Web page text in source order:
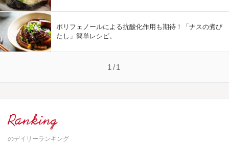
ポリフェノールによる抗酸化作用も期待！「ナスの煮び
たし」簡単レシピ。
1/1
Ranking
のデイリーランキング